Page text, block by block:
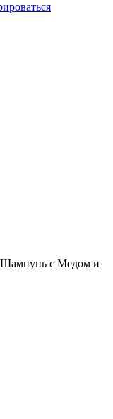
Шампунь с Медом и